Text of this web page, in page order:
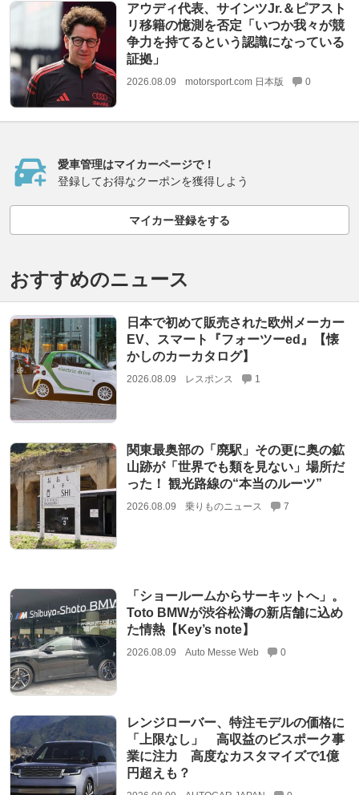
アウディ代表、サインツJr.＆ピアスト
リ移籍の憶測を否定「いつか我々が競
争力を持てるという認識になっている
証拠」
2026.08.09 motorsport.com 日本版 0
愛車管理はマイカーページで！
登録してお得なクーポンを獲得しよう
マイカー登録をする
おすすめのニュース
日本で初めて販売された欧州メーカー
EV、スマート『フォーツーed』【懐
かしのカーカタログ】
2026.08.09 レスポンス 1
関東最奥部の「廃駅」その更に奥の鉱
山跡が「世界でも類を見ない」場所だ
った！ 観光路線の“本当のルーツ”
2026.08.09 乗りものニュース 7
「ショールームからサーキットへ」。
Toto BMWが渋谷松濤の新店舗に込め
た情熱【Key’s note】
2026.08.09 Auto Messe Web 0
レンジローバー、特注モデルの価格に
「上限なし」 高収益のビスポーク事
業に注力 高度なカスタマイズで1億
円超えも？